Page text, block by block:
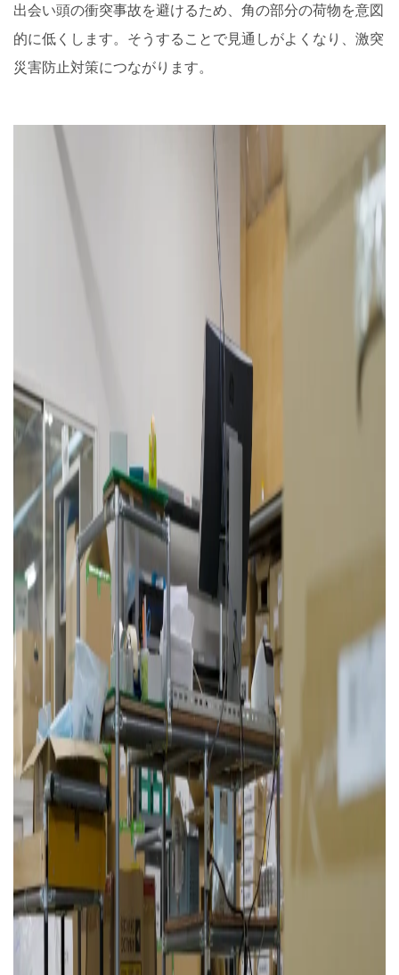
出会い頭の衝突事故を避けるため、角の部分の荷物を意図
的に低くします。そうすることで見通しがよくなり、激突
災害防止対策につながります。